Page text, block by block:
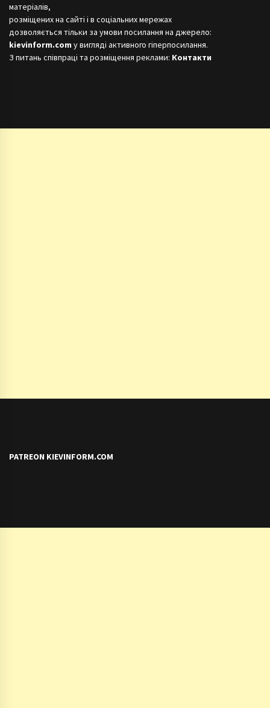
матеріалів,
розміщених на сайті і в соціальних мережах
дозволяється тільки за умови посилання на джерело:
kievinform.com у вигляді активного гіперпосилання.
З питань співпраці та розміщення реклами: Контакти
PATREON KIEVINFORM.COM